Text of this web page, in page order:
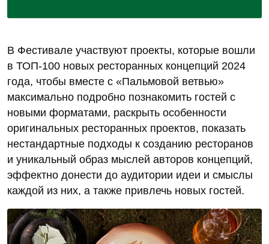
В Фестивале участвуют проекты, которые вошли
в ТОП-100 новых ресторанных концепций 2024
года, чтобы вместе с «Пальмовой ветвью»
максимально подробно познакомить гостей с
новыми форматами, раскрыть особенности
оригинальных ресторанных проектов, показать
нестандартные подходы к созданию ресторанов
и уникальный образ мыслей авторов концепций,
эффектно донести до аудитории идеи и смыслы
каждой из них, а также привлечь новых гостей.